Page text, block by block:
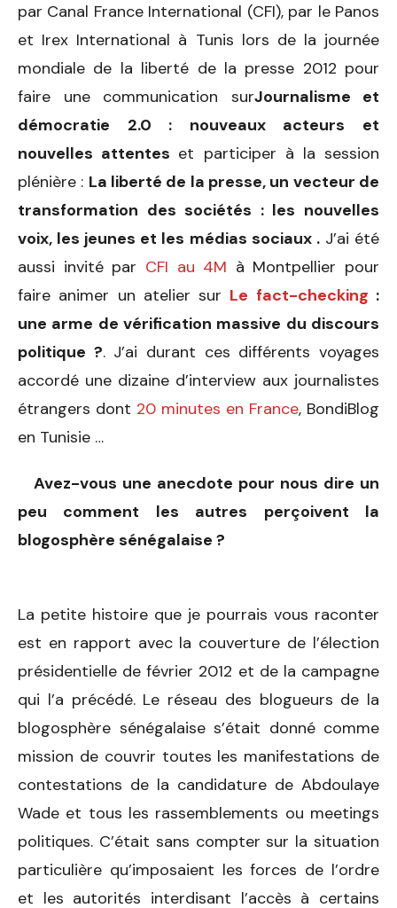
par Canal France International (CFI), par le Panos
et Irex International à Tunis lors de la journée
mondiale de la liberté de la presse 2012 pour
faire une communication surJournalisme et
démocratie 2.0 : nouveaux acteurs et
nouvelles attentes et participer à la session
plénière : La liberté de la presse, un vecteur de
transformation des sociétés : les nouvelles
voix, les jeunes et les médias sociaux .J’ai été
aussi invité par CFI au 4M à Montpellier pour
faire animer un atelier sur Le fact-checking :
une arme de vérification massive du discours
politique ?. J’ai durant ces différents voyages
accordé une dizaine d’interview aux journalistes
étrangers dont 20 minutes en France, BondiBlog
en Tunisie …
Avez-vous une anecdote pour nous dire un
peu comment les autres perçoivent la
blogosphère sénégalaise ?
La petite histoire que je pourrais vous raconter
est en rapport avec la couverture de l’élection
présidentielle de février 2012 et de la campagne
qui l’a précédé. Le réseau des blogueurs de la
blogosphère sénégalaise s’était donné comme
mission de couvrir toutes les manifestations de
contestations de la candidature de Abdoulaye
Wade et tous les rassemblements ou meetings
politiques. C’était sans compter sur la situation
particulière qu’imposaient les forces de l’ordre
et les autorités interdisant l’accès à certains